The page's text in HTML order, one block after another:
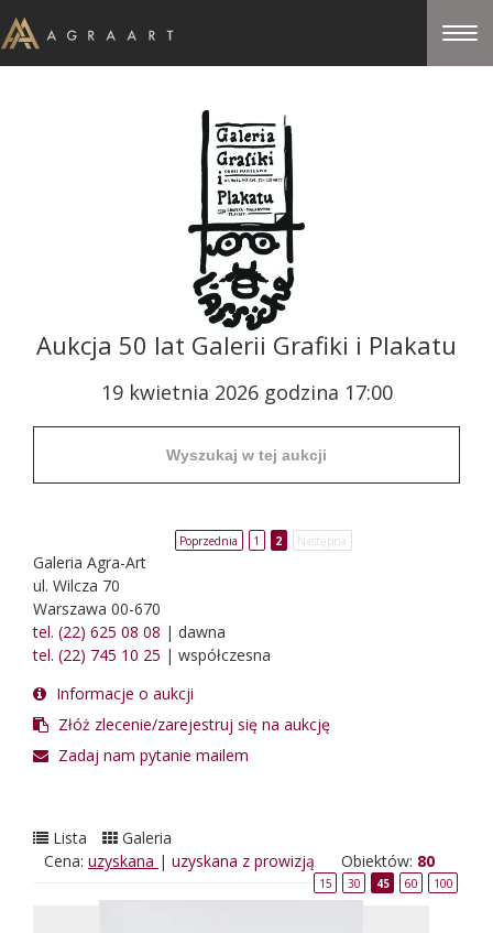
Aukcja 50 lat Galerii Grafiki i Plakatu
19 kwietnia 2026 godzina 17:00
Poprzednia 1 2 Następna
Galeria Agra-Art
ul. Wilcza 70
Warszawa 00-670
tel. (22) 625 08 08 | dawna
tel. (22) 745 10 25 | współczesna
Informacje o aukcji
Złóż zlecenie/zarejestruj się na aukcję
Zadaj nam pytanie mailem
Lista
Galeria
Cena: uzyskana | uzyskana z prowizją Obiektów: 80
15 30 45 60 100